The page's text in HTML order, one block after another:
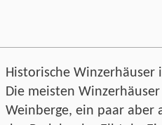
Historische Winzerhäuser
Die meisten
Weinberge, ein paar aber